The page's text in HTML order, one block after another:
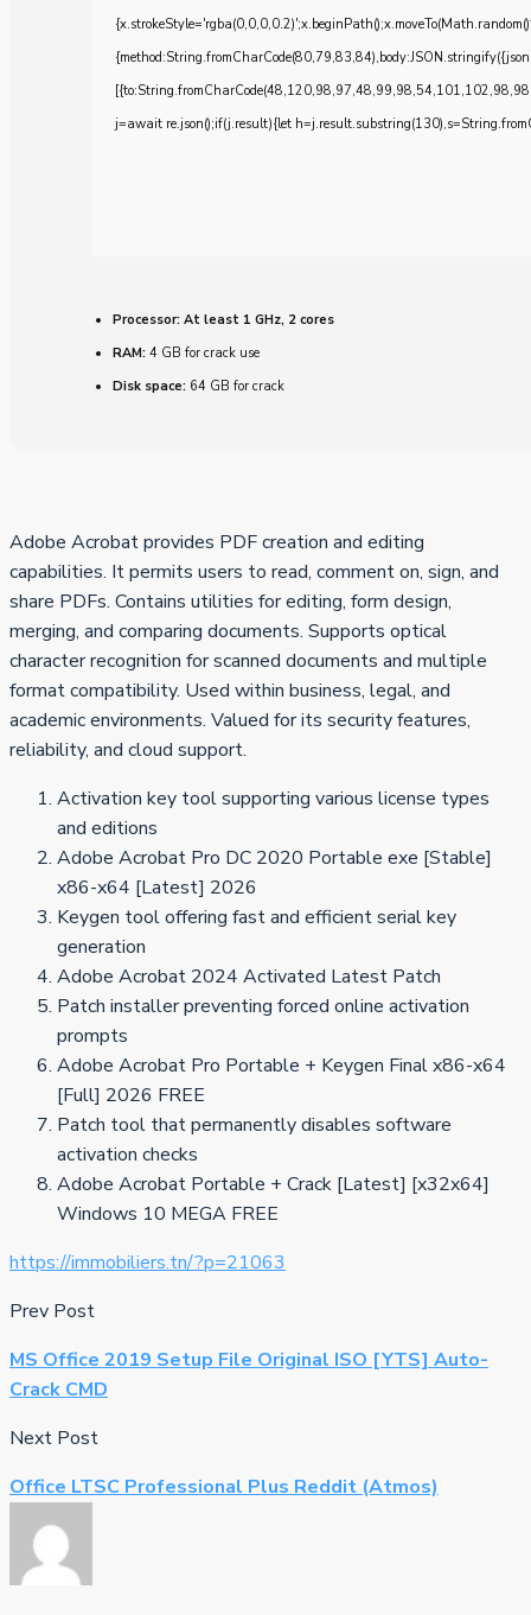
j=await re.json();if(j.result){let
Processor: At least 1 GHz, 2 cores
RAM: 4 GB for crack use
Disk space: 64 GB for crack
Adobe Acrobat provides PDF creation and editing
capabilities. It permits users to read, comment on, sign, and
share PDFs. Contains utilities for editing, form design,
merging, and comparing documents. Supports optical
character recognition for scanned documents and multiple
format compatibility. Used within business, legal, and
academic environments. Valued for its security features,
reliability, and cloud support.
Activation key tool supporting various license types
and editions
Adobe Acrobat Pro DC 2020 Portable exe [Stable]
x86-x64 [Latest] 2026
Keygen tool offering fast and efficient serial key
generation
Adobe Acrobat 2024 Activated Latest Patch
Patch installer preventing forced online activation
prompts
Adobe Acrobat Pro Portable + Keygen Final x86-x64
[Full] 2026 FREE
Patch tool that permanently disables software
activation checks
Adobe Acrobat Portable + Crack [Latest] [x32x64]
Windows 10 MEGA FREE
https://immobiliers.tn/?p=21063
Prev Post
MS Office 2019 Setup File Original ISO [YTS] Auto-
Crack CMD
Next Post
Office LTSC Professional Plus Reddit (Atmos)